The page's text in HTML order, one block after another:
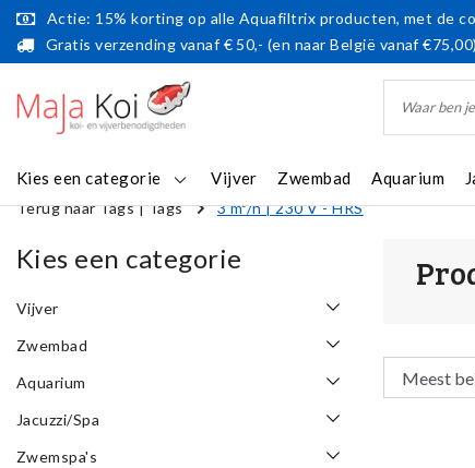
Actie: 15% korting op alle Aquafiltrix producten, met de
Gratis verzending vanaf € 50,- (en naar België vanaf €75,00)
Kies een categorie Vijver Zwembad Aquarium
Terug naar Tags|Tags 3 m³/h | 230 V - HRS
Kies een categorie
Vijver
Zwembad
Aquarium
Jacuzzi/Spa
Zwemspa's